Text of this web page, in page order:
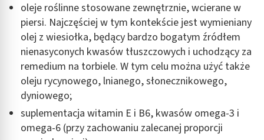
oleje roślinne stosowane zewnętrznie, wcierane w
piersi. Najczęściej w tym kontekście jest wymieniany
olej z wiesiołka, będący bardzo bogatym źródłem
nienasyconych kwasów tłuszczowych i uchodzący za
remedium na torbiele. W tym celu można użyć także
oleju rycynowego, lnianego, słonecznikowego,
dyniowego;
suplementacja witamin E i B6, kwasów omega-3 i
omega-6 (przy zachowaniu zalecanej proporcji